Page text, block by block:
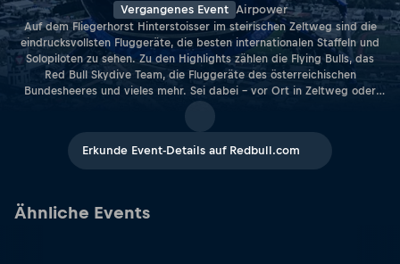
Vergangenes Event Airpower
Auf dem Fliegerhorst Hinterstoisser im steirischen Zeltweg sind die
eindrucksvollsten Fluggeräte, die besten internationalen Staffeln und
Solopiloten zu sehen. Zu den Highlights zählen die Flying Bulls, das
Red Bull Skydive Team, die Fluggeräte des österreichischen
Bundesheeres und vieles mehr. Sei dabei – vor Ort in Zeltweg oder
live auf Red Bull TV. Hier geht's zur offiziellen Website.
Erkunde Event-Details auf Redbull.com
Ähnliche Events